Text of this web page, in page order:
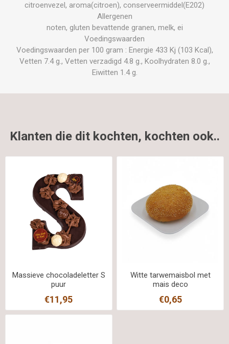
citroenvezel, aroma(citroen), conserveermiddel(E202)
Allergenen
noten, gluten bevattende granen, melk, ei
Voedingswaarden
Voedingswaarden per 100 gram : Energie 433 Kj (103 Kcal),
Vetten 7.4 g., Vetten verzadigd 4.8 g., Koolhydraten 8.0 g.,
Eiwitten 1.4 g.
Klanten die dit kochten, kochten ook..
Massieve chocoladeletter S
puur
€11,95
Witte tarwemaisbol met
mais deco
€0,65